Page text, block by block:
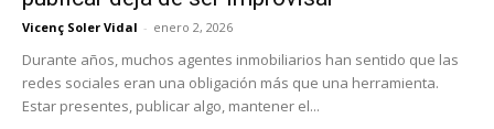
Vicenç Soler Vidal - enero 2, 2026
Durante años, muchos agentes inmobiliarios han sentido que las
redes sociales eran una obligación más que una herramienta.
Estar presentes, publicar algo, mantener el...